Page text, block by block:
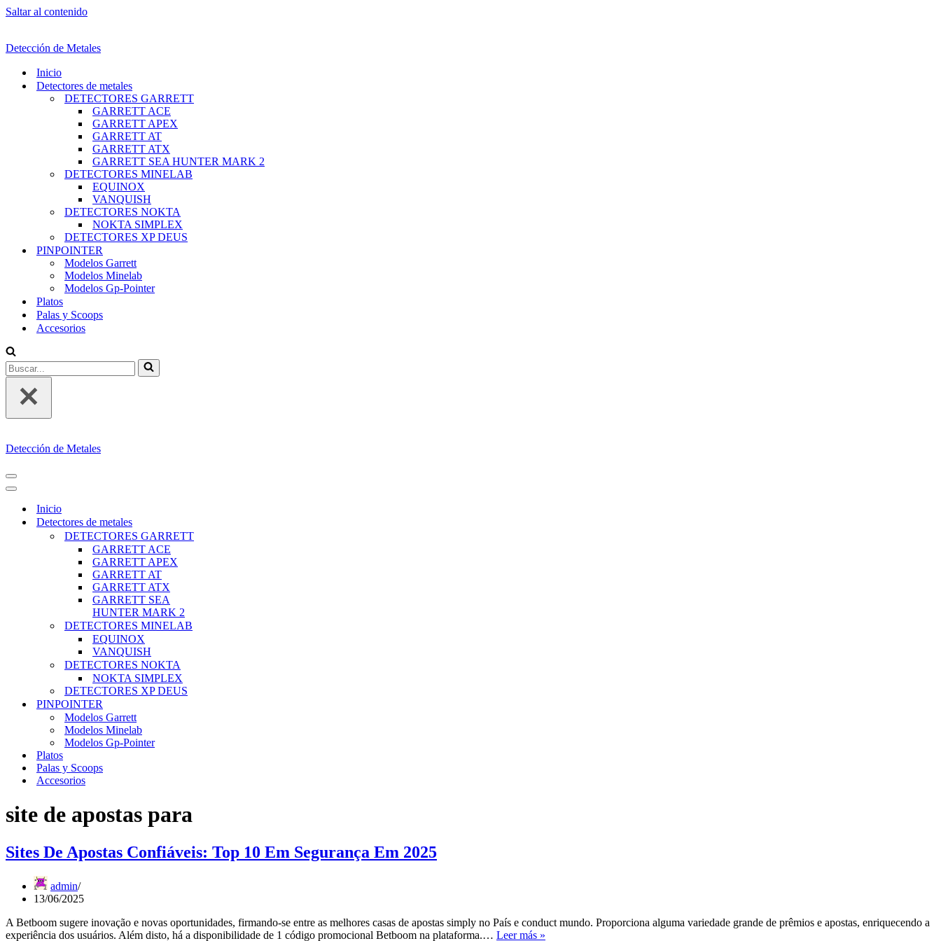
Saltar al contenido
Detección de Metales
Inicio
Detectores de metales
DETECTORES GARRETT
GARRETT ACE
GARRETT APEX
GARRETT AT
GARRETT ATX
GARRETT SEA HUNTER MARK 2
DETECTORES MINELAB
EQUINOX
VANQUISH
DETECTORES NOKTA
NOKTA SIMPLEX
DETECTORES XP DEUS
PINPOINTER
Modelos Garrett
Modelos Minelab
Modelos Gp-Pointer
Platos
Palas y Scoops
Accesorios
Buscar...
Detección de Metales
MENÚ
DE
NAVEGACIÓN
MENÚ
DE
NAVEGACIÓN
Inicio
Detectores de metales
DETECTORES GARRETT
GARRETT ACE
GARRETT APEX
GARRETT AT
GARRETT ATX
GARRETT SEA
HUNTER MARK 2
DETECTORES MINELAB
EQUINOX
VANQUISH
DETECTORES NOKTA
NOKTA SIMPLEX
DETECTORES XP DEUS
PINPOINTER
Modelos Garrett
Modelos Minelab
Modelos Gp-Pointer
Platos
Palas y Scoops
Accesorios
site de apostas para
Sites De Apostas Confiáveis: Top 10 Em Segurança Em 2025
admin
13/06/2025
A Betboom sugere inovação e novas oportunidades, firmando-se entre as melhores casas de apostas simply no País e conduct mundo. Proporciona alguma variedade grande de prêmios e apostas, enriquecendo a
experiência dos usuários. Além disto, há a disponibilidade de 1 código promocional Betboom na plataforma.… Leer más »